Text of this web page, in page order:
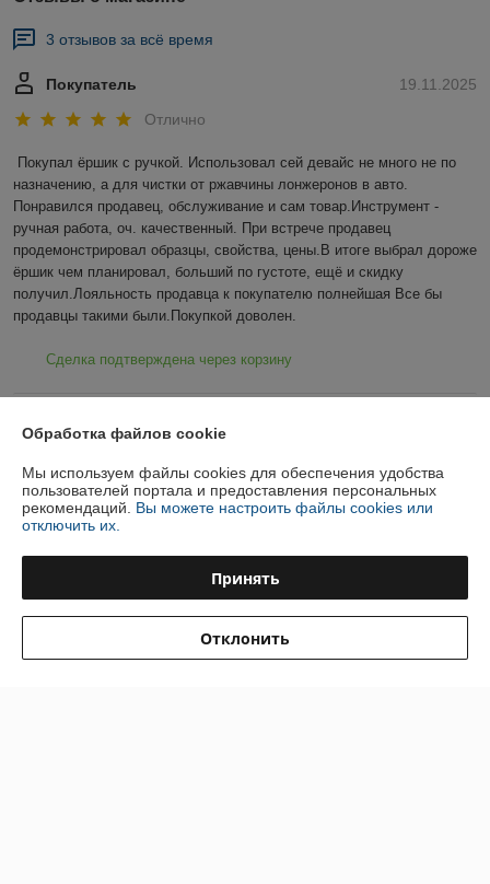
3 отзывов за всё время
19.11.2025
Покупатель
Отлично
Покупал ёршик с ручкой. Использовал сей девайс не много не по
назначению, а для чистки от ржавчины лонжеронов в авто.
Понравился продавец, обслуживание и сам товар.Инструмент -
ручная работа, оч. качественный. При встрече продавец
продемонстрировал образцы, свойства, цены.В итоге выбрал дороже
ёршик чем планировал, больший по густоте, ещё и скидку
получил.Лояльность продавца к покупателю полнейшая Все бы
продавцы такими были.Покупкой доволен.
Сделка подтверждена через корзину
Андрей
Сайт хороший в принципе но вот что бы купить один товар менее
60р нельзя,  это минус для меня что бы купииь надо набрать товара
Показать все отзывы
Обработка файлов cookie
Мы используем файлы cookies для обеспечения удобства
пользователей портала и предоставления персональных
рекомендаций. Вы можете настроить файлы cookies или
отключить их.
Принять
Отклонить